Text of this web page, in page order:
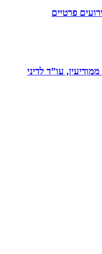
פרטיים
עו”ד לדיני